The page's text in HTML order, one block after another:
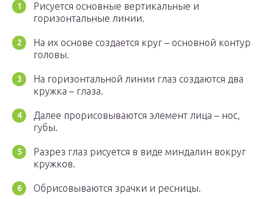
Рисуется основные вертикальные и
горизонтальные линии.
На их основе создается круг – основной контур
головы.
На горизонтальной линии глаз создаются два
кружка – глаза.
Далее прорисовываются элемент лица – нос,
губы.
Разрез глаз рисуется в виде миндалин вокруг
кружков.
Обрисовываются зрачки и ресницы.